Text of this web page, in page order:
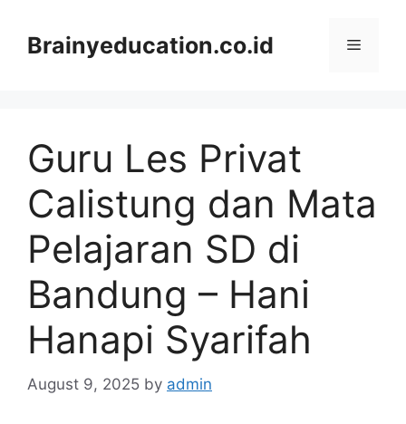
contentBrainyeducation.co.id Menu
Guru Les Privat
Calistung dan Mata
Pelajaran SD di
Bandung – Hani
Hanapi Syarifah
August 9, 2025 by admin